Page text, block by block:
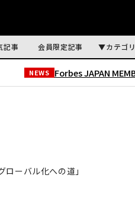
記事 会員限定記事 カテゴリ
NEWS Forbes JAPAN
ーバル化への道」